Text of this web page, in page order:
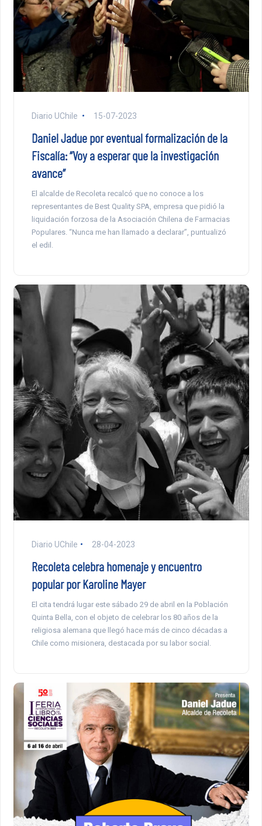
Diario UChile 15-07-2023
Daniel Jadue por eventual formalización de la
Fiscalía: “Voy a esperar que la investigación
avance”
El alcalde de Recoleta recalcó que no conoce a los
representantes de Best Quality SPA, empresa que pidió la
liquidación forzosa de la Asociación Chilena de Farmacias
Populares. “Nunca me han llamado a declarar”, puntualizó
el edil.
Diario UChile 28-04-2023
Recoleta celebra homenaje y encuentro
popular por Karoline Mayer
El cita tendrá lugar este sábado 29 de abril en la Población
Quinta Bella, con el objeto de celebrar los 80 años de la
religiosa alemana que llegó hace más de cinco décadas a
Chile como misionera, destacada por su labor social.